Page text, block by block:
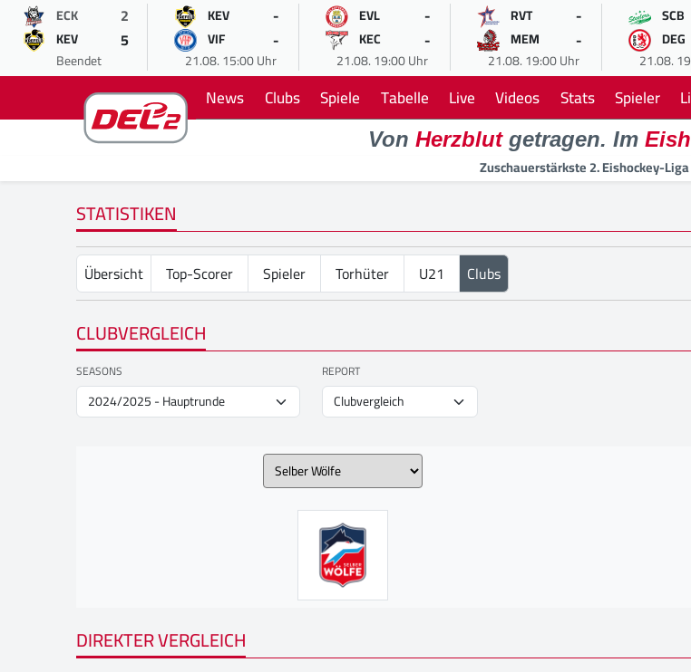
ECK 2
KEV 5
Beendet
KEV -
VIF -
21.08. 15:00 Uhr
EVL -
KEC -
21.08. 19:00 Uhr
RVT -
MEM -
21.08. 19:00 Uhr
SCB
DEG
21.08.
News Clubs Spiele Tabelle Live Videos Stats Spieler
Von Herzblutgetragen. Im
Zuschauerstärkste 2. Eishockey-
STATISTIKEN
Übersicht Top-Scorer Spieler Torhüter U21 Clubs
CLUBVERGLEICH
SEASONS REPORT
DIREKTER VERGLEICH